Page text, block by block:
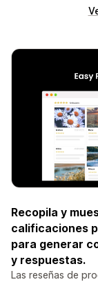
Recopila y
calificaciones
para generar
y respuestas.
Las reseñas de